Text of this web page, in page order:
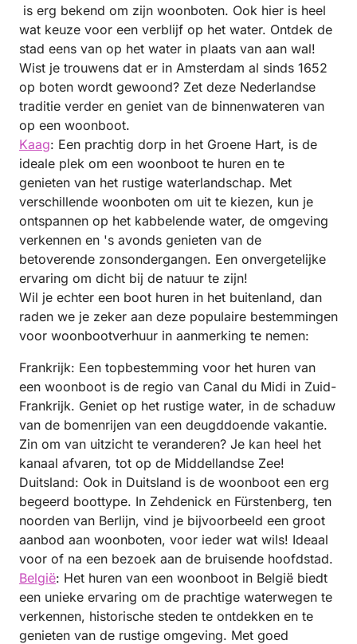
is erg bekend om zijn woonboten. Ook hier is heel
wat keuze voor een verblijf op het water. Ontdek de
stad eens van op het water in plaats van aan wal!
Wist je trouwens dat er in Amsterdam al sinds 1652
op boten wordt gewoond? Zet deze Nederlandse
traditie verder en geniet van de binnenwateren van
op een woonboot.
Kaag: Een prachtig dorp in het Groene Hart, is de
ideale plek om een woonboot te huren en te
genieten van het rustige waterlandschap. Met
verschillende woonboten om uit te kiezen, kun je
ontspannen op het kabbelende water, de omgeving
verkennen en 's avonds genieten van de
betoverende zonsondergangen. Een onvergetelijke
ervaring om dicht bij de natuur te zijn!
Wil je echter een boot huren in het buitenland, dan
raden we je zeker aan deze populaire bestemmingen
voor woonbootverhuur in aanmerking te nemen:
Frankrijk: Een topbestemming voor het huren van
een woonboot is de regio van Canal du Midi in Zuid-
Frankrijk. Geniet op het rustige water, in de schaduw
van de bomenrijen van een deugddoende vakantie.
Zin om van uitzicht te veranderen? Je kan heel het
kanaal afvaren, tot op de Middellandse Zee!
Duitsland: Ook in Duitsland is de woonboot een erg
begeerd boottype. In Zehdenick en Fürstenberg, ten
noorden van Berlijn, vind je bijvoorbeeld een groot
aanbod aan woonboten, voor ieder wat wils! Ideaal
voor of na een bezoek aan de bruisende hoofdstad.
België: Het huren van een woonboot in België biedt
een unieke ervaring om de prachtige waterwegen te
verkennen, historische steden te ontdekken en te
genieten van de rustige omgeving. Met goed